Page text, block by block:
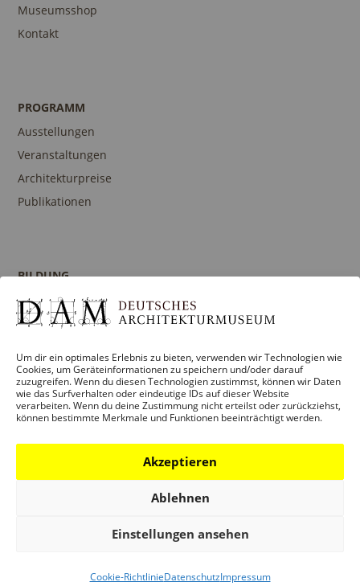
Um dir ein optimales Erlebnis zu bieten, verwenden wir Technologien wie
Cookies, um Geräteinformationen zu speichern und/oder darauf
zuzugreifen. Wenn du diesen Technologien zustimmst, können wir Daten
wie das Surfverhalten oder eindeutige IDs auf dieser Website
verarbeiten. Wenn du deine Zustimmung nicht erteilst oder zurückziehst,
können bestimmte Merkmale und Funktionen beeinträchtigt werden.
Akzeptieren
Ablehnen
Einstellungen ansehen
Cookie-RichtlinieDatenschutzImpressum
Museumsshop
Kontakt
PROGRAMM
Ausstellungen
Veranstaltungen
Architekturpreise
Publikationen
BILDUNG
Programm
Führungen und Touren
Ansprechpartner
SAMMLUNGEN